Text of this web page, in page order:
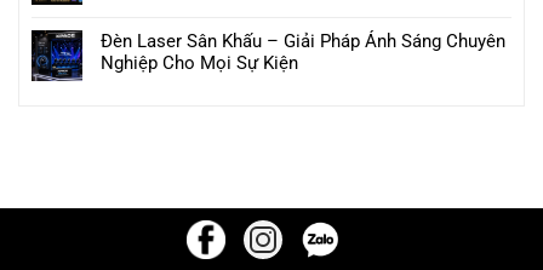
Đèn Laser Sân Khấu – Giải Pháp Ánh Sáng Chuyên
Nghiệp Cho Mọi Sự Kiện